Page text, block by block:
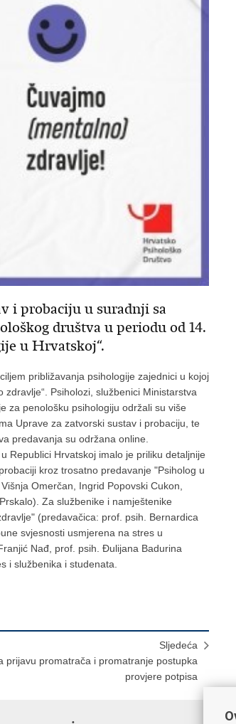
i probaciju u suradnji sa
društva u periodu od 14.
u Hrvatskoj“.
približavanja psihologije zajednici u kojoj
Psiholozi, službenici Ministarstva
za penološku psihologiju održali su više
Uprave za zatvorski sustav i probaciju, te
predavanja su održana online.
Republici Hrvatskoj imalo je priliku detaljnije
kroz trosatno predavanje "Psiholog u
Omerčan, Ingrid Popovski Cukon,
Za službenike i namještenike
(predavačica: prof. psih. Bernardica
svjesnosti usmjerena na stres u
Nađ, prof. psih. Đulijana Badurina
i službenika i studenata.
Sljedeća
prijavu promatrača i promatranje postupka
provjere potpisa